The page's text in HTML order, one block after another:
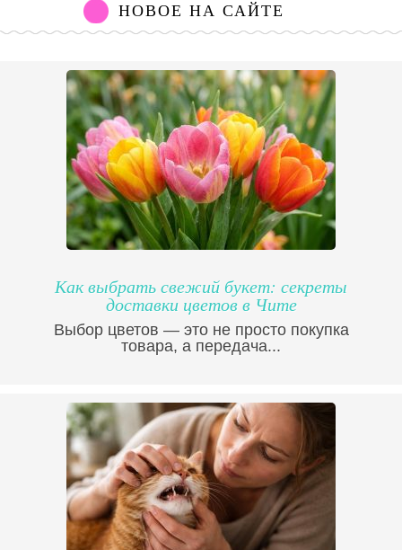
НОВОЕ НА САЙТЕ
Как выбрать свежий букет: секреты
доставки цветов в Чите
Выбор цветов — это не просто покупка
товара, а передача...